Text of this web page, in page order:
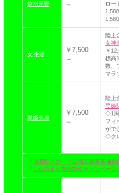
信州茅野
～
ロー
女神湖
￥7,500
～
陸上
女神
￥
標高
数、
マラ
黒姫高原
￥7,500
～
陸上
黒姫
◇1
フィ
がで
◇ク
「 信濃町スポーツ合宿支援事業補助
「 しなのまち宿泊割引キャンペーン